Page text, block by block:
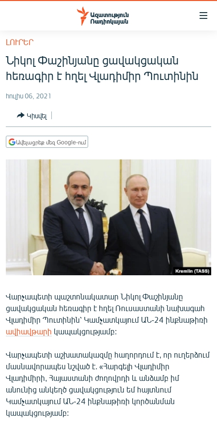
Մատչելիության
հիմնական
բովանդակությանը
Անցնել
հիմնական
մենյուին
ՀԱՅԱՍՏԱՆ
ՔԱՂԱՔԱԿԱՆ
ԸՆՏՐՈՒԹՅՈՒՆՆԵՐ 2026
ԻՐԱՎՈՒՆՔ
ՀԱՍԱՐԱԿՈՒԹՅՈՒՆ
ՊԱՏԵՐԱԶՄԻ 6 ՇԱԲԱԹՆԵՐԸ
ՏԱՐԱԾԱՇՐՋԱՆ
ՄԻՋԱԶԳԱՅԻՆ
ՄՇԱԿՈՒՅԹ
ՍՊՈՐՏ
ՄԵԿՆԱԲԱՆՈՒԹՅՈՒՆ
ՏՏ ԵՒ ԻՆՏԵՐՆԵՏ
ԿՈՐՈՆԱՎԻՐՈՒՍ
ԱՐԽԻՎ
ԲԱՆԱՎԵՃ
ՁԳՏԵԼՈՎ ԼԱՎԱԳՈՒՅՆԻՆ
ՓՈԴՔԱՍԹ
ԼՈՒՐԵՐ
Նիկոլ Փաշինյանը ցավակցական
հեռագիր է հղել Վլադիմիր Պուտինին
հուլիս 06, 2021
Կիսվել
Ավելացրեք մեզ Google-ում
Վարչապետի պաշտոնակատար Նիկոլ Փաշինյանը
ցավակցական հեռագիր է հղել Ռուսաստանի նախագահ
Վլադիմիր Պուտինին՝ Կամչատկայում ԱՆ-24 ինքնաթիռի
ավիավթարի կապակցությամբ:
Վարչապետի աշխատակազմը հաղորդում է, որ ուղերձում
մասնավորապես նշված է. «Հարգելի Վլադիմիր
Վլադիմիրի, Հայաստանի ժողովրդի և անձամբ իմ
անունից անկեղծ ցավակցություն եմ հայտնում
Կամչատկայում ԱՆ-24 ինքնաթիռի կործանման
կապակցությամբ: